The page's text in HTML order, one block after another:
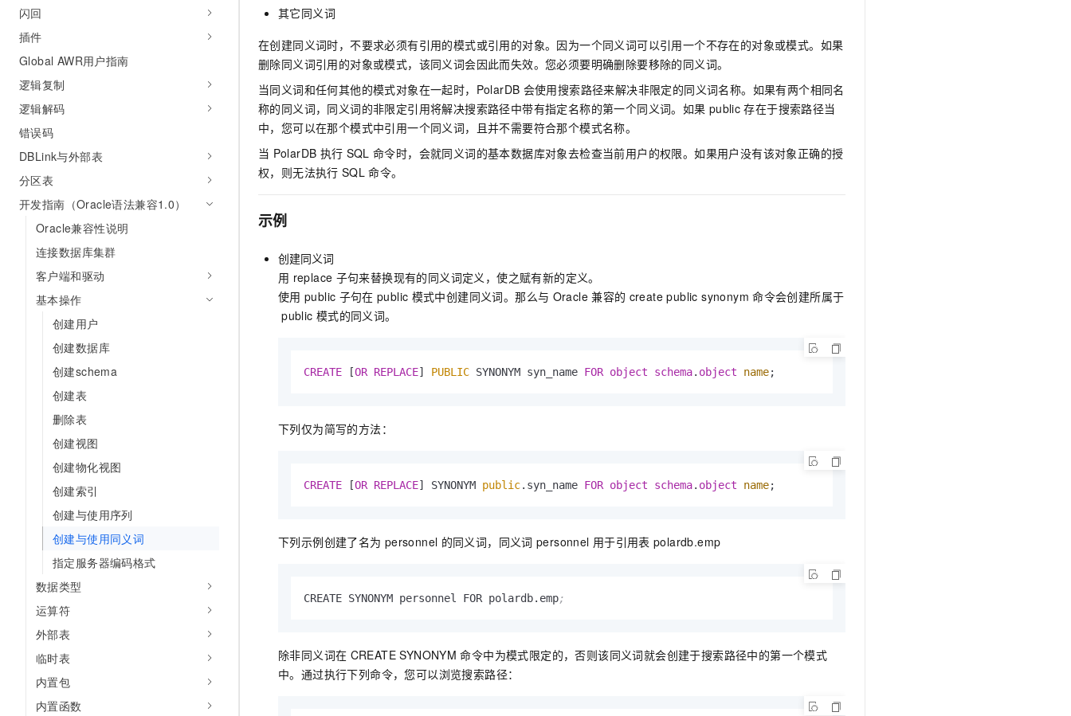
闪回
插件
Global AWR用户指南
逻辑复制
逻辑解码
错误码
DBLink与外部表
分区表
开发指南（Oracle语法兼容1.0）
Oracle兼容性说明
连接数据库集群
客户端和驱动
基本操作
创建用户
创建数据库
创建schema
创建表
删除表
创建视图
创建物化视图
创建索引
创建与使用序列
创建与使用同义词
指定服务器编码格式
数据类型
运算符
外部表
临时表
内置包
内置函数
其它同义词
在创建同义词时，不要求必须有引用的模式或引用的对象。因为一个同义词可以引用一个不存在的对象或模式。如果
删除同义词引用的对象或模式，该同义词会因此而失效。您必须要明确删除要移除的同义词。
当同义词和任何其他的模式对象在一起时，PolarDB 会使用搜索路径来解决非限定的同义词名称。如果有两个相同名
称的同义词，同义词的非限定引用将解决搜索路径中带有指定名称的第一个同义词。如果 public 存在于搜索路径当
中，您可以在那个模式中引用一个同义词，且并不需要符合那个模式名称。
当 PolarDB 执行 SQL 命令时，会就同义词的基本数据库对象去检查当前用户的权限。如果用户没有该对象正确的授
权，则无法执行 SQL 命令。
示例
创建同义词
用 replace 子句来替换现有的同义词定义，使之赋有新的定义。
使用 public 子句在 public 模式中创建同义词。那么与 Oracle 兼容的 create public synonym 命令会创建所属于
public 模式的同义词。
CREATE [OR REPLACE] PUBLIC SYNONYM syn_name FOR object schema. object name;
下列仅为简写的方法：
CREATE [OR REPLACE] SYNONYM public.syn_name FOR object schema. object name;
下列示例创建了名为 personnel 的同义词，同义词 personnel 用于引用表 polardb.emp
CREATE SYNONYM personnel FOR polardb.emp;
除非同义词在 CREATE SYNONYM 命令中为模式限定的，否则该同义词就会创建于搜索路径中的第一个模式
中。通过执行下列命令，您可以浏览搜索路径：